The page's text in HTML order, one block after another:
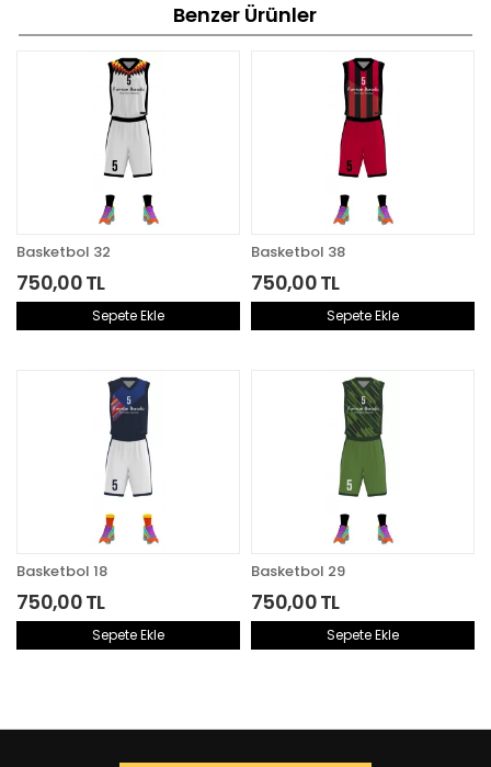
Benzer Ürünler
Basketbol 32
750,00 TL
Sepete Ekle
Basketbol 38
750,00 TL
Sepete Ekle
Basketbol 18
750,00 TL
Sepete Ekle
Basketbol 29
750,00 TL
Sepete Ekle